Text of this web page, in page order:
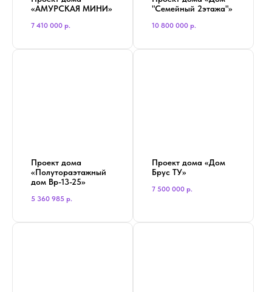
«АМУРСКАЯ МИНИ»
7 410 000 р.
"Семейный 2этажа"»
10 800 000 р.
Проект дома
«Полутораэтажный
дом Вр-13-25»
5 360 985 р.
Проект дома «Дом
Брус ТУ»
7 500 000 р.